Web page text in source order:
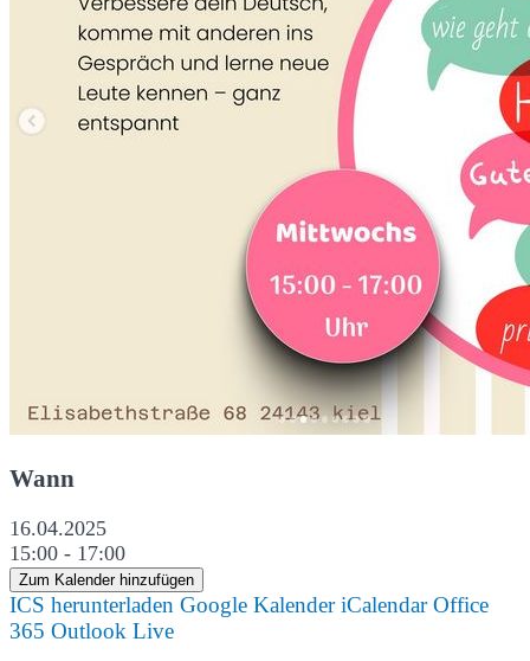
Wann
16.04.2025
15:00 - 17:00
Zum Kalender hinzufügen
ICS herunterladen Google Kalender iCalendar Office
365 Outlook Live